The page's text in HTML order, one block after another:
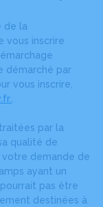
de la
vous inscrire
démarché par
vous inscrire,
par la
qualité de
demande de
ayant un
pas être
destinées à